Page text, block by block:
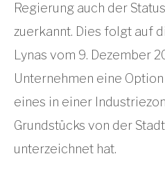
Regierung auch der
zuerkannt. Dies folgt auf
Lynas vom 9. Dezember
Unternehmen eine
eines in einer
Grundstücks von der
unterzeichnet hat.